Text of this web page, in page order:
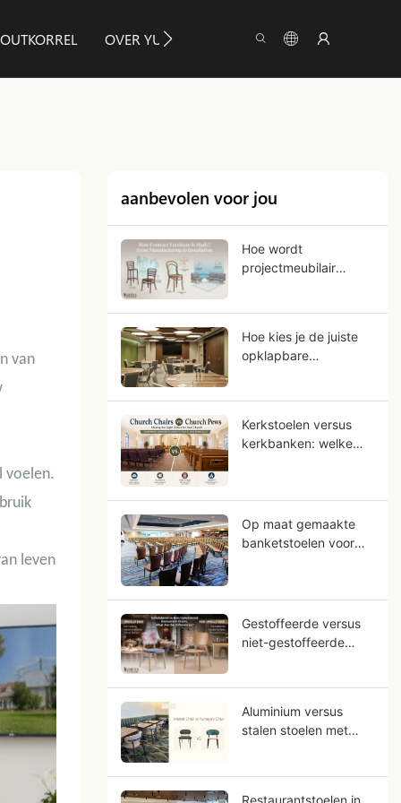
OVER YUMEYA INFO
van
voelen.
leven
aanbevolen voor jou
Hoe wordt
projectmeubilair
Hoe kies je de juiste
opklapbare
Kerkstoelen versus
kerkbanken: welke
uw gemeente?
Op maat gemaakte
banketstoelen voor
projecten in
sterrenhotels
Gestoffeerde versus
niet-gestoffeerde
Aluminium versus
stalen stoelen met
Restaurantstoelen in